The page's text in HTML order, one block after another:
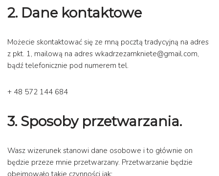
2. Dane kontaktowe
Możecie skontaktować się ze mną pocztą tradycyjną na adres
z pkt. 1, mailową na adres wkadrzezamkniete@gmail.com,
bądź telefonicznie pod numerem tel.
+ 48 572 144 684
3. Sposoby przetwarzania.
Wasz wizerunek stanowi dane osobowe i to głównie on
będzie przeze mnie przetwarzany. Przetwarzanie będzie